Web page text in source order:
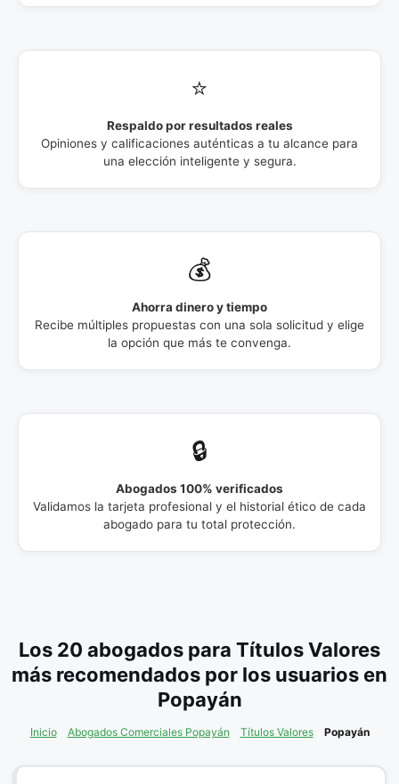
⭐
Respaldo por resultados reales
Opiniones y calificaciones auténticas a tu alcance para
una elección inteligente y segura.
💰
Ahorra dinero y tiempo
Recibe múltiples propuestas con una sola solicitud y elige
la opción que más te convenga.
🔒
Abogados 100% verificados
Validamos la tarjeta profesional y el historial ético de cada
abogado para tu total protección.
Los 20 abogados para Títulos Valores
más recomendados por los usuarios en
Popayán
Inicio Abogados Comerciales Popayán Títulos Valores Popayán